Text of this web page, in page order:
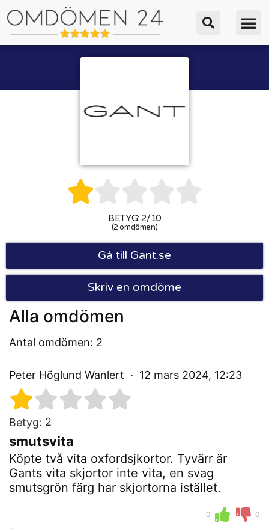

BETYG: 2/10
(2 omdömen)
Gå till Gant.se
Skriv en omdöme
Alla omdömen
Antal omdömen: 2
Peter Höglund Wanlert 12 mars 2024, 12:23
Betyg: 2
smutsvita
Köpte två vita oxfordsjkortor. Tyvärr är
Gants vita skjortor inte vita, en svag
smutsgrön färg har skjortorna istället.
0 0